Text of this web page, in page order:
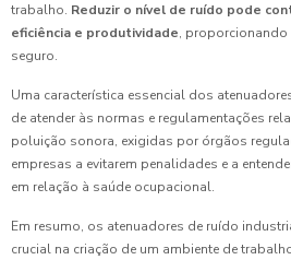
trabalho. Reduzir o nível de ruído pode
eficiência e produtividade, proporcionando
seguro.
Uma característica essencial dos
de atender às normas e regulamentações
poluição sonora, exigidas por órgãos
empresas a evitarem penalidades e a
em relação à saúde ocupacional.
Em resumo, os atenuadores de ruído
crucial na criação de um ambiente de